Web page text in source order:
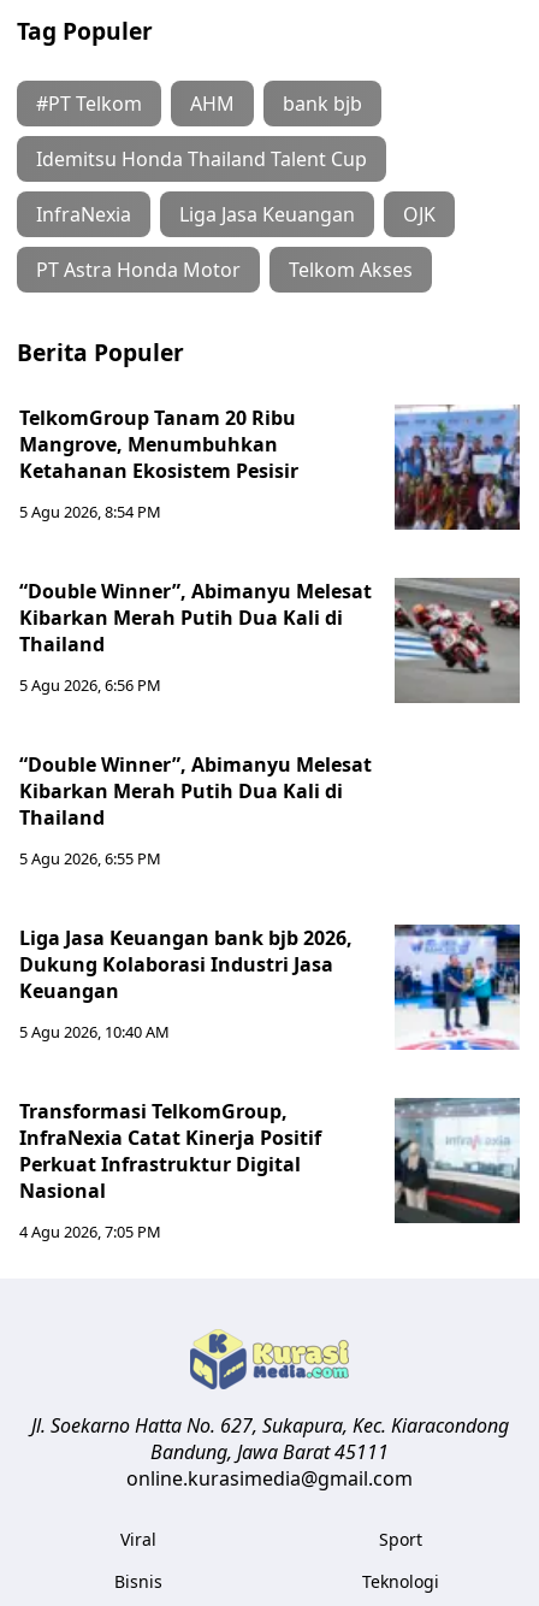
Tag Populer
#PT Telkom AHM bank bjb
Idemitsu Honda Thailand Talent Cup
InfraNexia Liga Jasa Keuangan OJK
PT Astra Honda Motor Telkom Akses
Berita Populer
TelkomGroup Tanam 20 Ribu
Mangrove, Menumbuhkan
Ketahanan Ekosistem Pesisir
5 Agu 2026, 8:54 PM
“Double Winner”, Abimanyu Melesat
Kibarkan Merah Putih Dua Kali di
Thailand
5 Agu 2026, 6:56 PM
“Double Winner”, Abimanyu Melesat
Kibarkan Merah Putih Dua Kali di
Thailand
5 Agu 2026, 6:55 PM
Liga Jasa Keuangan bank bjb 2026,
Dukung Kolaborasi Industri Jasa
Keuangan
5 Agu 2026, 10:40 AM
Transformasi TelkomGroup,
InfraNexia Catat Kinerja Positif
Perkuat Infrastruktur Digital
Nasional
4 Agu 2026, 7:05 PM
Jl. Soekarno Hatta No. 627, Sukapura, Kec. Kiaracondong
Bandung, Jawa Barat45111
online.kurasimedia@gmail.com
Viral
Bisnis
Sport
Teknologi